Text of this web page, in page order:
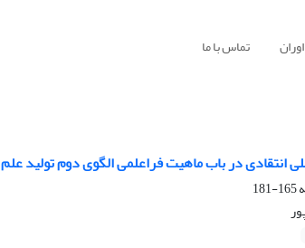
تماس با ما
انتقادی در باب ماهیت فراعلمی الگوی دوم تولید علم
165-181